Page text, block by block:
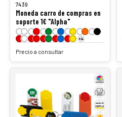
7439
Moneda carro de compras en
soporte 1€ "Alpha"
+4
Precio a consultar